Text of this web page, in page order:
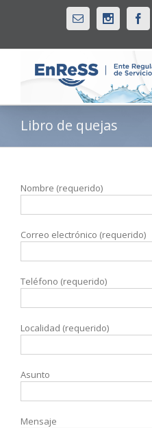
Email Instagram
Libro de quejas
Nombre (requerido)
Correo electrónico (requerido)
Teléfono (requerido)
Localidad (requerido)
Asunto
Mensaje